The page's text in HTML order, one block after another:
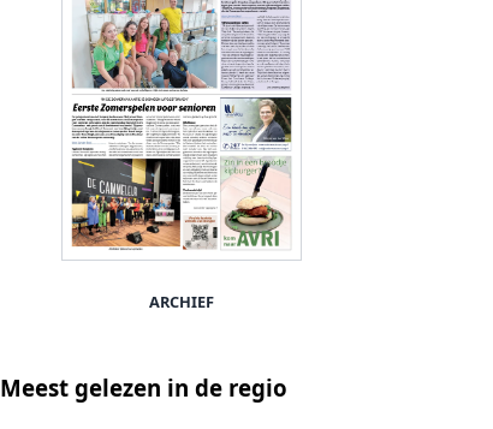
ARCHIEF
Meest gelezen in de regio